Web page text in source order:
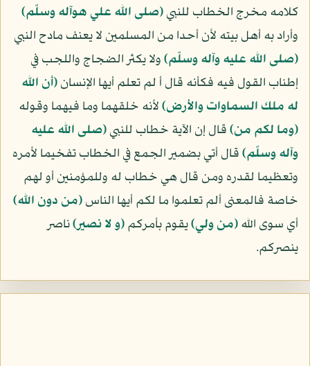
كلامه مخرج الخطاب للنبي(صلى الله علي هوآله وسلّم)
وأراد به أهل بيته لأن أحدا من المسلمين لا يعنف مادح النبي
(صلى الله عليه وآله وسلّم)ولا يكثر الضجاج واللجب في
إطناب القول فيه فكأنه قال أ لم تعلم أيها الإنسان﴿أن الله
له ملك السماوات والأرض﴾لأنه خلقهما وما فيهما وقوله
﴿وما لكم من﴾قال إن الآية خطاب للنبي(صلى الله عليه
وآله وسلّم)قال أتي بضمير الجمع في الخطاب تفخيما لأمره
وتعظيما لقدره ومن قال هي خطاب له وللمؤمنين أو لهم
خاصة فالمعنى ألم تعلموا ما لكم أيها الناس﴿من دون الله﴾
أي سوى الله﴿من ولي﴾يقوم بأمركم﴿و لا نصير﴾ناصر
ينصركم.